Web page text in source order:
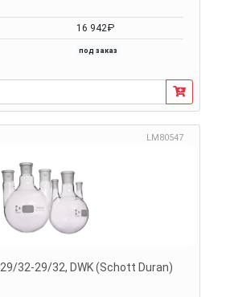
16 942₽
под заказ
LM80547
32-29/32, DWK (Schott Duran)